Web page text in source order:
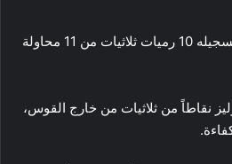
وسجّل كينارد رقماً قياسياً بتسجيله 10 رميات ثلاثيات من 11 محاولة
نقاطاً من ثلاثيات من خارج القوس،